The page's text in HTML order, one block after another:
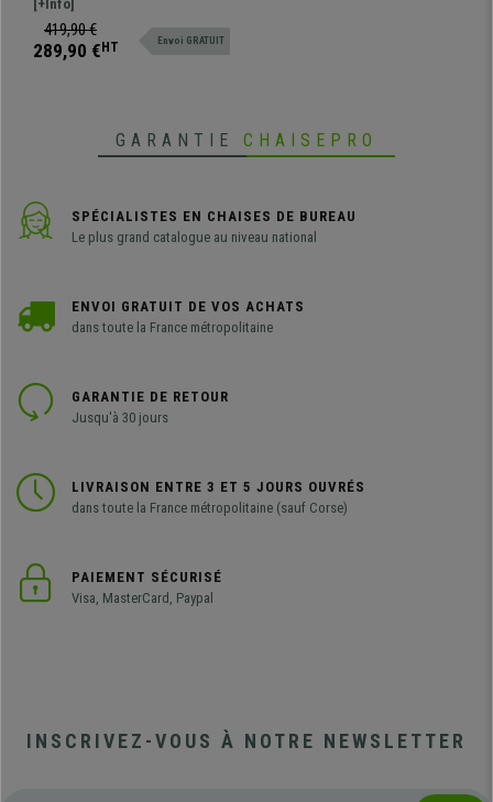
vous surprendra grâce à son
design élégant et son confort
exceptionnel.
[+Info]
419,90 €
289,90 € HT Envoi GRATUIT
GARANTIE CHAISEPRO
SPÉCIALISTES EN CHAISES DE BUREAU
Le plus grand catalogue au niveau national
ENVOI GRATUIT DE VOS ACHATS
dans toute la France métropolitaine
GARANTIE DE RETOUR
Jusqu'à 30 jours
LIVRAISON ENTRE 3 ET 5 JOURS OUVRÉS
dans toute la France métropolitaine (sauf Corse)
PAIEMENT SÉCURISÉ
Visa, MasterCard, Paypal
INSCRIVEZ-VOUS À NOTRE NEWSLETTER